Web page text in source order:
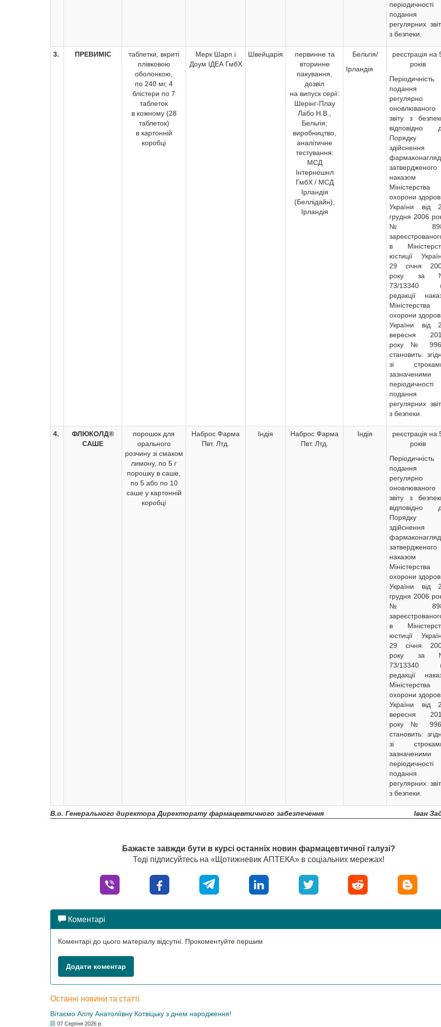
періодичності
подання
регулярних
з безпеки.
3. ПРЕВИМІС
таблетки, вкриті
плівковою
оболонкою,
по 240 мг, 4
блістери по 7
таблеток
в кожному (28
таблеток)
в картонній
коробці
Мерк Шарп і
Доум ІДЕА ГмбХ
Швейцарія
первинне та
вторинне
пакування,
дозвіл
на випуск серії:
Шерінг-Плау
Лабо Н.В.,
Бельгія;
виробництво,
аналітичне
тестування:
МСД
Інтернешнл
ГмбХ / МСД
Ірландія
(Беллідайн),
Ірландія
Бельгія/
Ірландія
реєстрація на
років
Періодичність
подання
регулярно
оновлюваного
звіту з
відповідно
Порядку
здійснення
затвердженого
наказом
Міністерства
охорони
України від
грудня 2006
№
в
юстиції
29 січня
року за
73/13340
редакції
Міністерства
охорони
України від
вересня
року №
становить:
зі
зазначеними
періодичності
подання
регулярних
з безпеки.
4.
ФЛЮКОЛД®
САШЕ
порошок для
орального
розчину зі смаком
лимону, по 5 г
порошку в саше,
по 5 або по 10
саше у картонній
коробці
Наброс Фарма
Пвт. Лтд.
Індія
Наброс Фарма
Пвт. Лтд.
Індія
реєстрація на
років
Періодичність
подання
регулярно
оновлюваного
звіту з
відповідно
Порядку
здійснення
затвердженого
наказом
Міністерства
охорони
України від
грудня 2006
№
в
юстиції
29 січня
року за
73/13340
редакції
Міністерства
охорони
України від
вересня
року №
становить:
зі
зазначеними
періодичності
подання
регулярних
з безпеки.
В.о. Генерального директора Директорату фармацевтичного забезпечення Іван
Бажаєте завжди бути в курсі останніх новин фармацевтичної галузі?
Тоді підписуйтесь на «Щотижневик АПТЕКА» в соціальних мережах!
Коментарі
Коментарі до цього матеріалу відсутні. Прокоментуйте першим
Додати коментар
Останні новини та статті
Вітаємо Аллу Анатоліївну Котвіцьку з днем народження!
07 Серпня 2026 р.